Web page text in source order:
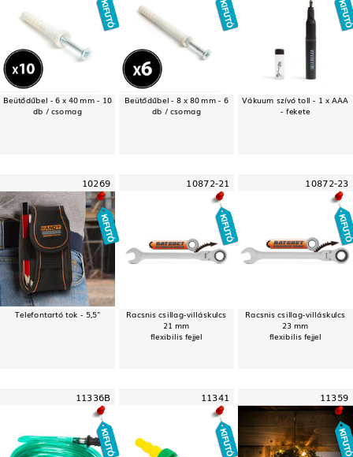
Beütődűbel - 6 x 40 mm - 10
db / csomag
Beütődűbel - 8 x 80 mm - 6
db / csomag
Vákuum szívó toll - 1 x AAA
- fekete
10269
Telefontartó tok - 5,5"
10872-21
Racsnis csillag-villáskulcs
21 mm
flexibilis fejjel
10872-23
Racsnis csillag-villáskulcs
23 mm
flexibilis fejjel
11336B 11341 11359